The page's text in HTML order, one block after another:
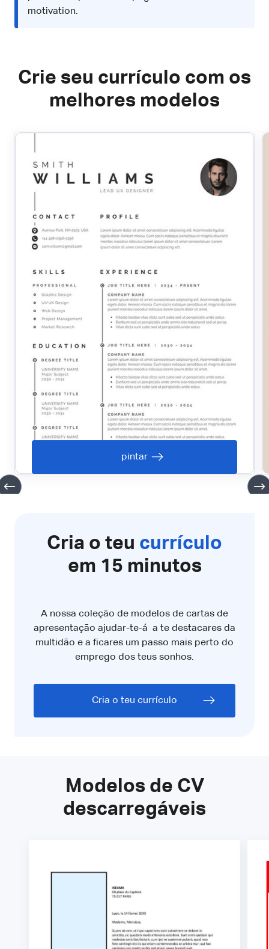
motivation.
Crie seu currículo com os
melhores modelos
pintar
Cria o teu currículo
em 15 minutos
A nossa coleção de modelos de cartas de
apresentação ajudar-te-á a te destacares da
multidão e a ficares um passo mais perto do
emprego dos teus sonhos.
Cria o teu currículo
Modelos de CV
descarregáveis